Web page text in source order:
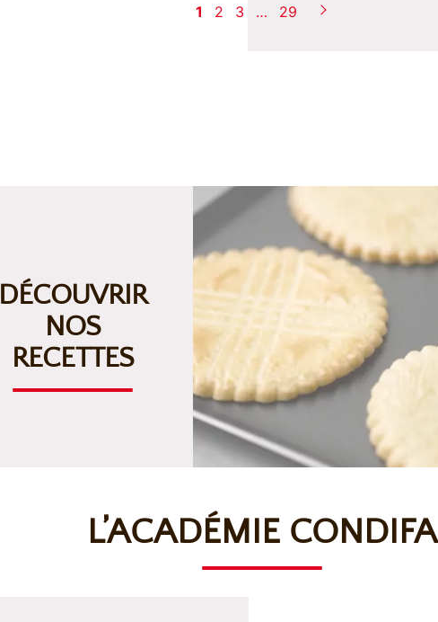
1 2 3 … 29
DÉCOUVRIR
NOS
RECETTES
L’ACADÉMIE CONDIFA